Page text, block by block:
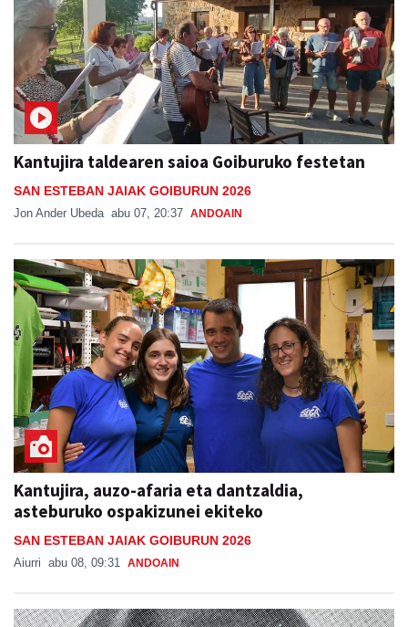
Kantujira taldearen saioa Goiburuko festetan
SAN ESTEBAN JAIAK GOIBURUN 2026
Jon Ander Ubeda abu 07, 20:37 ANDOAIN
Kantujira, auzo-afaria eta dantzaldia,
asteburuko ospakizunei ekiteko
SAN ESTEBAN JAIAK GOIBURUN 2026
Aiurri abu 08, 09:31 ANDOAIN